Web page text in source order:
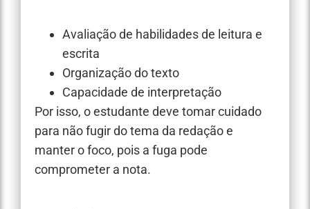
Avaliação de habilidades de leitura e
escrita
Organização do texto
Capacidade de interpretação
Por isso, o estudante deve tomar cuidado
para não fugir do tema da redação e
manter o foco, pois a fuga pode
comprometer a nota.